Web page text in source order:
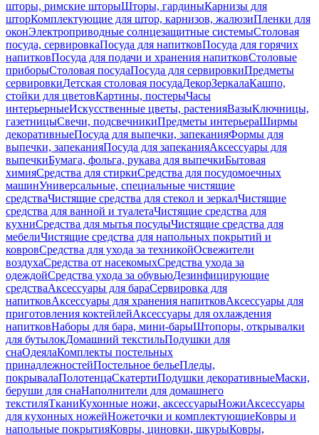
шторы, римские шторыШторы, гардиныКарнизы для
шторКомплектующие для штор, карнизов, жалюзиПленки для
оконЭлектроприводные солнцезащитные системыСтоловая
посуда, сервировкаПосуда для напитковПосуда для горячих
напитковПосуда для подачи и хранения напитковСтоловые
приборыСтоловая посудаПосуда для сервировкиПредметы
сервировкиДетская столовая посудаДекорЗеркалаКашпо,
стойки для цветовКартины, постерыЧасы
интерьерныеИскусственные цветы, растенияВазыКлючницы,
газетницыСвечи, подсвечникиПредметы интерьераШирмы
декоративныеПосуда для выпечки, запеканияФормы для
выпечки, запеканияПосуда для запеканияАксессуары для
выпечкиБумага, фольга, рукава для выпечкиБытовая
химияСредства для стиркиСредства для посудомоечных
машинУниверсальные, специальные чистящие
средстваЧистящие средства для стекол и зеркалЧистящие
средства для ванной и туалетаЧистящие средства для
кухниСредства для мытья посудыЧистящие средства для
мебелиЧистящие средства для напольных покрытий и
ковровСредства для ухода за техникойОсвежители
воздухаСредства от насекомыхСредства ухода за
одеждойСредства ухода за обувьюДезинфицирующие
средстваАксессуары для бараСервировка для
напитковАксессуары для хранения напитковАксессуары для
приготовления коктейлейАксессуары для охлаждения
напитковНаборы для бара, мини-барыШтопоры, открывалки
для бутылокДомашний текстильПодушки для
снаОдеялаКомплекты постельных
принадлежностейПостельное бельеПледы,
покрывалаПолотенцаСкатертиПодушки декоративныеМаски,
беруши для снаНаполнители для домашнего
текстиляТканиКухонные ножи, аксессуарыНожиАксессуары
для кухонных ножейНожеточки и комплектующиеКовры и
напольные покрытияКовры, циновки, шкурыКовры,